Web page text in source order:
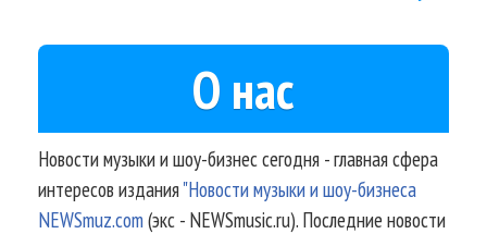
О нас
Новости музыки и шоу-бизнес сегодня - главная сфера
интересов издания"Новости музыки и шоу-бизнеса
NEWSmuz.com(экс - NEWSmusic.ru). Последние новости